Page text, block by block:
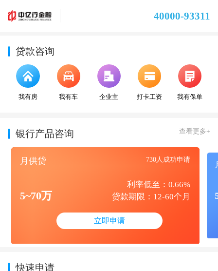
40000-93311
贷款咨询
我有房 我有车 企业主 打卡工资 我有保单
银行产品咨询 查看更多+
月供贷 730人成功申请
5~70万
利率低至：0.66%
贷款期限：12-60个月
立即申请
快速申请